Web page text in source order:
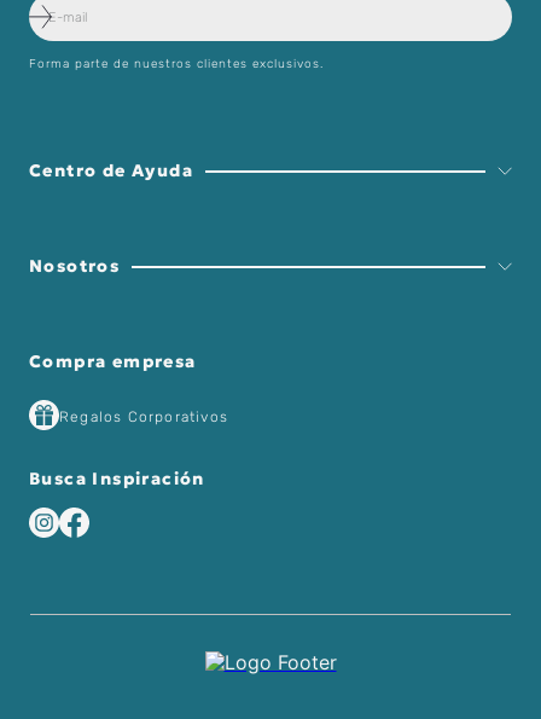
Forma parte de nuestros clientes exclusivos.
Centro de Ayuda
Nosotros
Compra empresa
Regalos Corporativos
Busca Inspiración